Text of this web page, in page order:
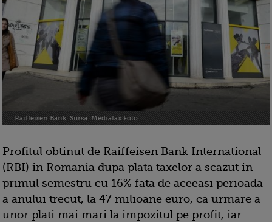
Raiffeisen Bank. Sursa: Mediafax Foto
Profitul obtinut de Raiffeisen Bank International
(RBI) in Romania dupa plata taxelor a scazut in
primul semestru cu 16% fata de aceeasi perioada
a anului trecut, la 47 milioane euro, ca urmare a
unor plati mai mari la impozitul pe profit, iar